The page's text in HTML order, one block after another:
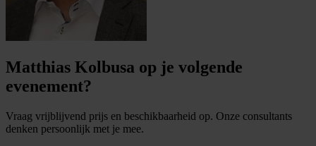
Matthias Kolbusa op je volgende
evenement?
Vraag vrijblijvend prijs en beschikbaarheid op. Onze consultants
denken persoonlijk met je mee.